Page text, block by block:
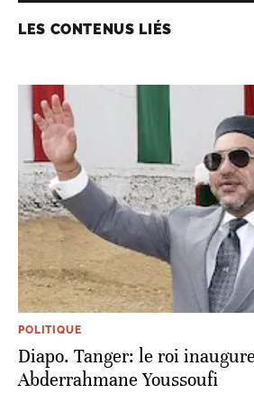
LES CONTENUS LIÉS
POLITIQUE
Diapo. Tanger: le roi
Abderrahmane Youssoufi